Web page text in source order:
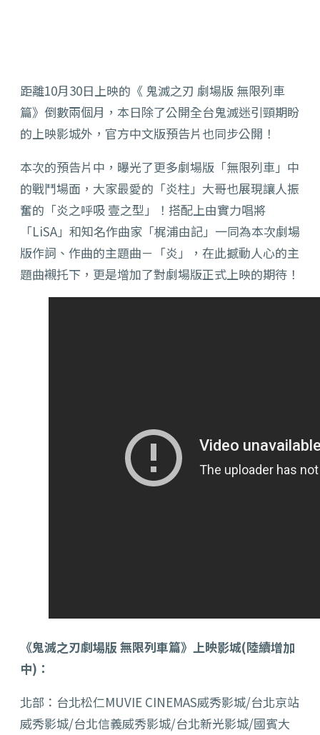
距離10月30日上映的《 鬼滅之刃 劇場版 無限列車
篇》倒數兩個月，本日除了公開全台鬼滅迷引頸期盼
的上映影城外，官方中文版預告片也同步公開！
本次的預告片中，曝光了更多劇場版「無限列車」中
的戰鬥場面，大家最愛的「炎柱」大哥也展現讓人振
奮的「炎之呼吸 壹之型」！搭配上由實力唱將
「LiSA」和知名作曲家「梶浦由記」一同為本次劇場
版作詞、作曲的主題曲－「炎」，在此撼動人心的主
題曲襯托下，更是增加了對劇場版正式上映的期待！
《鬼滅之刃劇場版 無限列車篇》上映影城(陸續增加
中)：
北部：台北松仁MUVIE CINEMAS威秀影城/台北京站
威秀影城/台北信義威秀影城/台北新光影城/國賓大